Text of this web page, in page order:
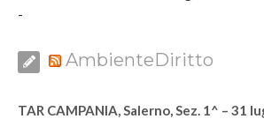
-
AmbienteDiritto
TAR CAMPANIA, Salerno, Sez. 1^ – 31